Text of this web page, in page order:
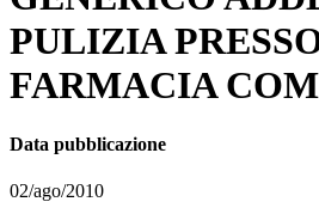
PULIZIA
FARMACIA
Data pubblicazione
02/ago/2010